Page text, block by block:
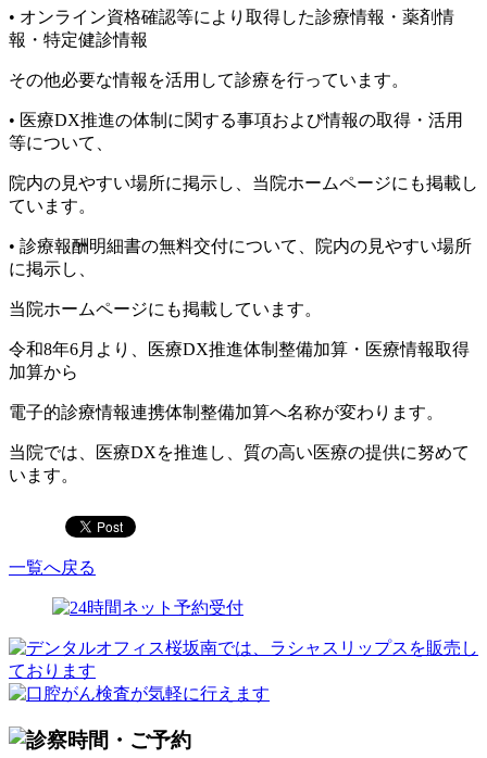
• オンライン資格確認等により取得した診療情報・薬剤情
報・特定健診情報
その他必要な情報を活用して診療を行っています。
• 医療DX推進の体制に関する事項および情報の取得・活用
等について、
院内の見やすい場所に掲示し、当院ホームページにも掲載し
ています。
• 診療報酬明細書の無料交付について、院内の見やすい場所
に掲示し、
当院ホームページにも掲載しています。
令和8年6月より、医療DX推進体制整備加算・医療情報取得
加算から
電子的診療情報連携体制整備加算へ名称が変わります。
当院では、医療DXを推進し、質の高い医療の提供に努めて
います。
一覧へ戻る